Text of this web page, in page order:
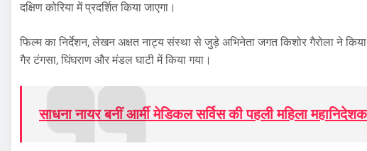
दक्षिण कोरिया में प्रदर्शित किया जाएगा।
फिल्म का निर्देशन, लेखन अक्षत नाट्य संस्था से जुड़े अभिनेता जगत किशोर गैरोला ने
गैर टंगसा, घिंघराण और मंडल घाटी में किया गया।
साधना नायर बनीं आर्मी मेडिकल सर्विस की पहली महिला महानिदेशक